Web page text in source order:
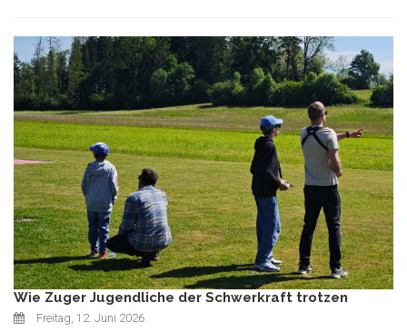
Wie Zuger Jugendliche der Schwerkraft trotzen
Freitag, 12. Juni 2026